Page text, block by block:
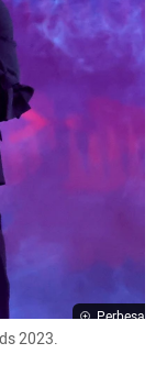
Perbesar
2023.